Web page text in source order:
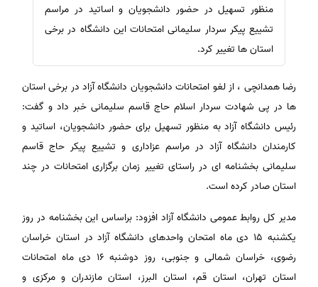
منظور تسهیل در حضور دانشجویان و اساتید در مراسم
تشییع پیکر سردار سلیمانی امتحانات این دانشگاه در برخی
استان ها تغییر کرد.
رضا همدانچی ، از لغو امتحانات دانشجویان دانشگاه آزاد در برخی استان
ها در پی شهادت سردار اسلام حاج قاسم سلیمانی خبر داد و گفت:
رئیس دانشگاه آزاد به منظور تسهیل برای حضور دانشجویان، اساتید و
کارمندان دانشگاه آزاد در مراسم عزاداری و تشییع پیکر حاج قاسم
سلیمانی بخشنامه ای در راستای تغییر زمان برگزاری امتحانات در چند
استان صادر کرده است.
مدیر کل روابط عمومی دانشگاه آزاد افزود: براساس این بخشنامه در روز
یکشنبه ۱۵ دی ماه امتحان واحدهای دانشگاه آزاد در استان خراسان
رضوی، خراسان شمالی و جنوبی، روز دوشنبه ۱۶ دی ماه امتحانات
استان تهران، استان قم، استان البرز، استان مازندران و مرکزی و